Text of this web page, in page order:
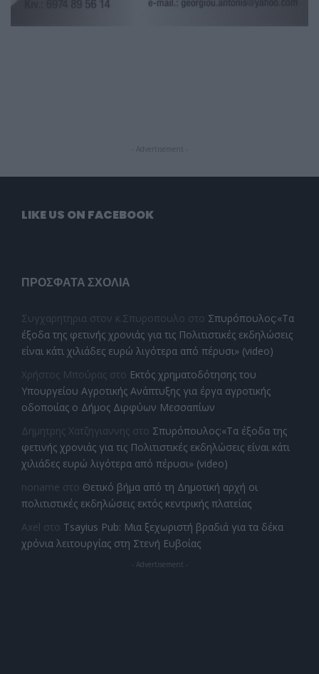
- Advertisement -
LIKE US ON FACEBOOK
ΠΡΌΣΦΑΤΑ ΣΧΌΛΙΑ
Συγχαρητηρια στον κ.Σπυροπουλο στο Σπυρόπουλος:«Τα
έξοδα της φετινής χρονιάς για τις Πολιτιστικές εκδηλώσεις
είναι κάτι χιλιάδες ευρώ λιγότερα από πέρυσι» (video)
Χρήστος Μπούρας στο Εκτός χρηματοδότησης του
Υπουργείου Αγροτικής Ανάπτυξης για έργα αγροτικής
οδοποιίας ο Δήμος Διρφύων Μεσσαπίων
Δημητρης Χατζηγιαννης στο Σπυρόπουλος:«Τα έξοδα της
φετινής χρονιάς για τις Πολιτιστικές εκδηλώσεις είναι κάτι
χιλιάδες ευρώ λιγότερα από πέρυσι» (video)
noname στο Θετικό βήμα από τη Δημοτική αρχή οι
πολιτιστικές εκδηλώσεις εκτός κεντρικής πλατείας
Axel στο Tsayius Pub: Μια ξεχωριστή βραδιά για τα δέκα
χρόνια λειτουργίας στη Στενή Ευβοίας
- Advertisement -